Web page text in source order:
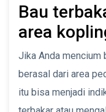
Bau
area
Jika Anda mencium
berasal dari area
itu bisa menjadi